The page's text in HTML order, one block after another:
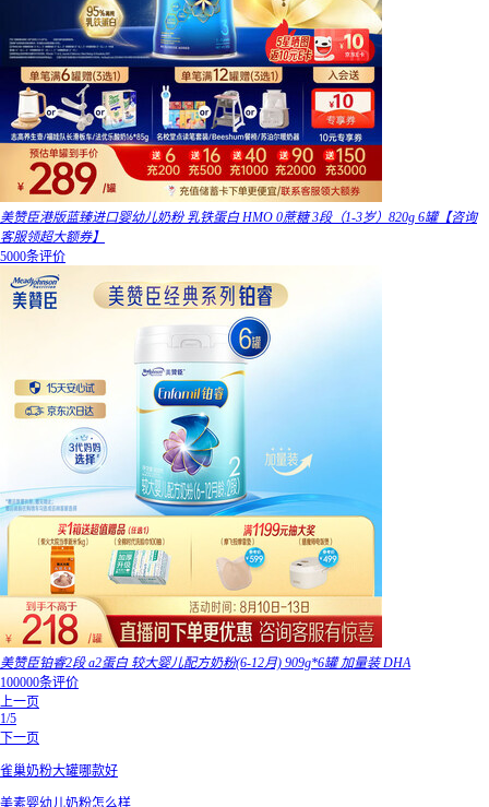
美赞臣港版蓝臻进口婴幼儿奶粉 乳铁蛋白 HMO 0蔗糖 3段（1-3岁）820g 6罐【咨询
客服领超大额券】
5000条评价
美赞臣铂睿2段 a2蛋白 较大婴儿配方奶粉(6-12月) 909g*6罐 加量装 DHA
100000条评价
上一页
1/5
下一页
雀巢奶粉大罐哪款好
美素婴幼儿奶粉怎么样